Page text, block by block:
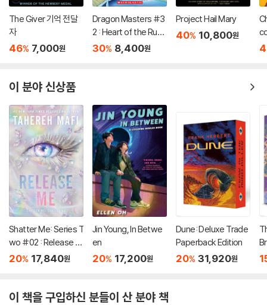
The Giver 기억 전달
자
46% 7,000원
Dragon Masters #3
2 : Heart of the Ruby
Dragon (A Branches
30% 8,400원
Project Hail Mary
40% 10,800원
이 분야 신상품
Shatter Me: Series T
wo #02 : Release M
e
20% 17,840원
Jin Young, In Betwe
en
20% 17,200원
Dune: Deluxe Trade
Paperback Edition
20% 31,920원
이 책을 구입하신 분들이 산 분야 책